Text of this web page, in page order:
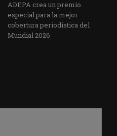
ADEPA crea un premio
especial para la mejor
cobertura periodística del
Mundial 2026